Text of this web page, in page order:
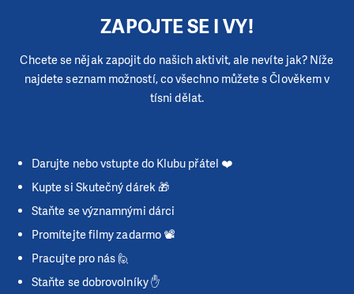
ZAPOJTE SE I VY!
Chcete se nějak zapojit do našich aktivit, ale nevíte jak? Níže
najdete seznam možností, co všechno můžete s Člověkem v
tísni dělat.
Darujte nebo vstupte do Klubu přátel ❤️
Kupte si Skutečný dárek 🎁
Staňte se významnými dárci
Promítejte filmy zadarmo 📽️
Pracujte pro nás 🙋
Staňte se dobrovolníky ✋